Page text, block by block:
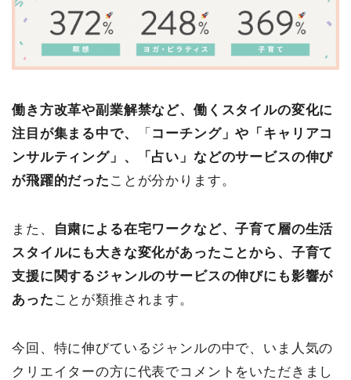
働き方改革や副業解禁など、働くスタイルの変化に
注目が集まる中で、
「 コーチング」や「キャリアコ
ンサルティング」、「占い」などのサービスの伸び
が飛躍的だった ことが分かります。
また、
自粛による在宅ワークなど、子育て層の生活
スタイルにも大きな変化があったことから、子育て
支援に関するジャンルのサービスの伸びにも影響が
あった ことが類推されます。
今回、特に伸びているジャンルの中で、いま人気の
クリエイターの方に代表でコメントをいただきまし